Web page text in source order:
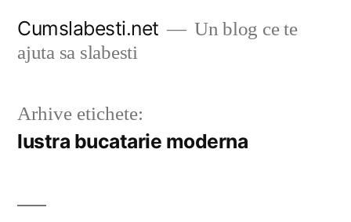
Cumslabesti.net
Un blog ce te
ajuta sa slabesti
Arhive etichete:
lustra bucatarie moderna